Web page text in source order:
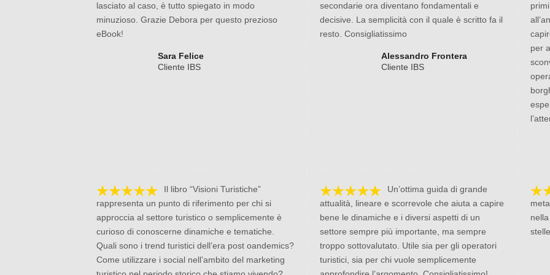
lasciato al caso, è tutto spiegato in modo
minuzioso. Grazie Debora per questo prezioso
eBook!
Sara Felice
Cliente IBS
secondarie ora diventano fondamentali e
decisive. La semplicità con il quale è scritto fa il
resto. Consigliatissimo
Alessandro Frontera
Cliente IBS
per
Il libro “Visioni Turistiche”
rappresenta un punto di riferimento per chi si
approccia al settore turistico o semplicemente è
curioso di conoscerne dinamiche e tematiche.
Quali sono i trend turistici dell’era post oandemics?
Come utilizzare i social nell’ambito del marketing
Un’ottima guida di grande
attualità, lineare e scorrevole che aiuta a capire
bene le dinamiche e i diversi aspetti di un
settore sempre più importante, ma sempre
troppo sottovalutato. Utile sia per gli operatori
turistici, sia per chi vuole semplicemente